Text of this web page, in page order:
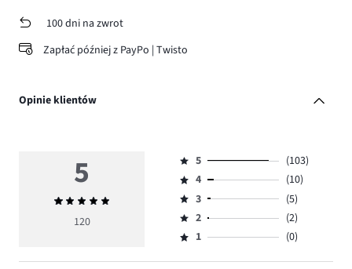
100 dni na zwrot
Zapłać później z PayPo | Twisto
Opinie klientów
5
Średnia
ocena
120
Ocena
5,
ilość
głosów
103.
5
(103)
Ocena
4,
ilość
głosów
4
(10)
Ocena
3,
ilość
3
(5)
Ocena
2,
2
(2)
Ocena
1,
1 (0)